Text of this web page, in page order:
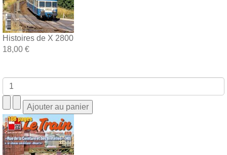
Histoires de X 2800
18,00 €